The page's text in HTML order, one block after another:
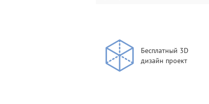
Бесплатный 3D
дизайн проект